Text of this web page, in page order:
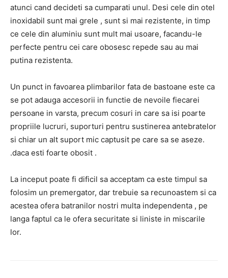
atunci cand decideti sa cumparati unul. Desi cele din otel
inoxidabil sunt mai grele , sunt si mai rezistente, in timp
ce cele din aluminiu sunt mult mai usoare, facandu-le
perfecte pentru cei care obosesc repede sau au mai
putina rezistenta.
Un punct in favoarea plimbarilor fata de bastoane este ca
se pot adauga accesorii in functie de nevoile fiecarei
persoane in varsta, precum cosuri in care sa isi poarte
propriile lucruri, suporturi pentru sustinerea antebratelor
si chiar un alt suport mic captusit pe care sa se aseze.
.daca esti foarte obosit .
La inceput poate fi dificil sa acceptam ca este timpul sa
folosim un premergator, dar trebuie sa recunoastem si ca
acestea ofera batranilor nostri multa independenta , pe
langa faptul ca le ofera securitate si liniste in miscarile
lor.